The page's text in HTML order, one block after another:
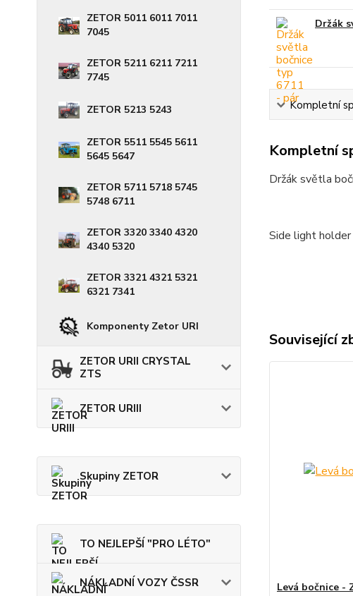
ZETOR 5011 6011 7011
7045
ZETOR 5211 6211 7211
7745
ZETOR 5213 5243
ZETOR 5511 5545 5611
5645 5647
ZETOR 5711 5718 5745
5748 6711
ZETOR 3320 3340 4320
4340 5320
ZETOR 3321 4321 5321
6321 7341
Komponenty Zetor URI
ZETOR URII CRYSTAL
ZTS
ZETOR URIII
Skupiny ZETOR
TO NEJLEPŠÍ "PRO LÉTO"
NÁKLADNÍ VOZY ČSSR
Držák
Kompletní
Kompletní
Držák světla
Side light
Související
Levá bočnice -